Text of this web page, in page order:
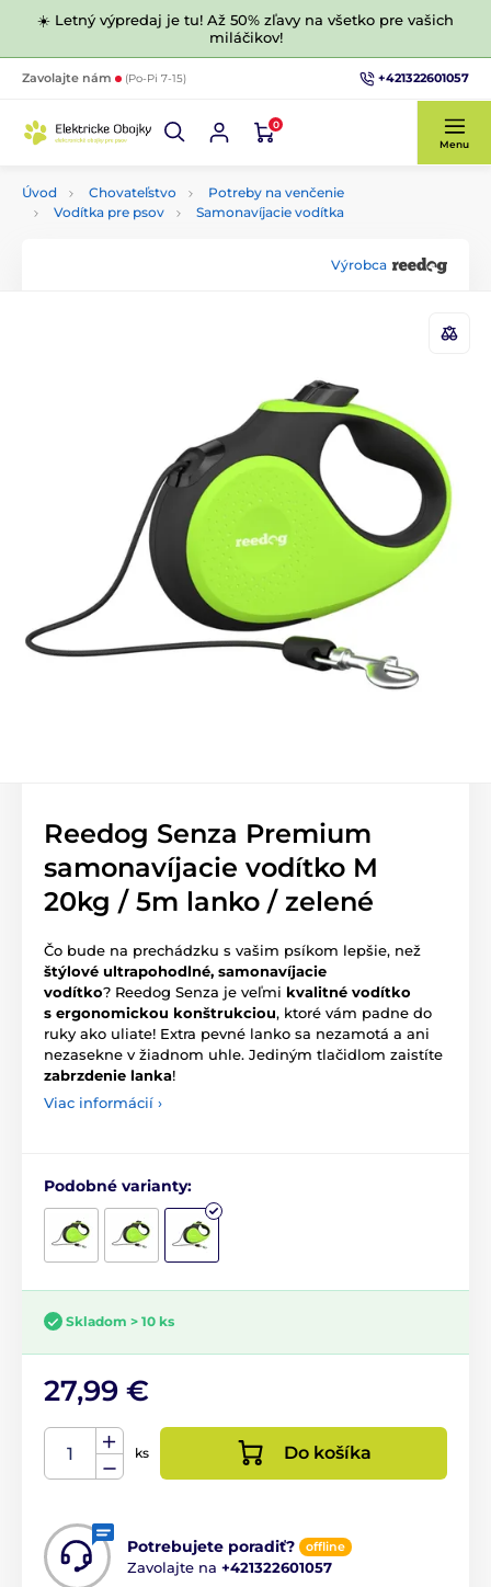
☀️ Letný výpredaj je tu! Až 50% zľavy na všetko pre vašich
miláčikov!
Zavolajte nám (Po-Pi 7-15) +421322601057
0
Menu
Úvod Chovateľstvo
Potreby na venčenie
Vodítka pre psov
Samonavíjacie vodítka
Výrobca
Reedog Senza Premium
samonavíjacie vodítko M
20kg / 5m lanko / zelené
Čo bude na prechádzku s vašim psíkom lepšie, než
štýlové ultrapohodlné, samonavíjacie
vodítko? Reedog Senza je veľmi kvalitné vodítko
s ergonomickou konštrukciou, ktoré vám padne do
ruky ako uliate! Extra pevné lanko sa nezamotá a ani
nezasekne v žiadnom uhle. Jediným tlačidlom zaistíte
zabrzdenie lanka!
Viac informácií ›
Podobné varianty:
Skladom > 10 ks
27,99 €
ks Do košíka
Potrebujete poradiť? offline
Zavolajte na +421322601057